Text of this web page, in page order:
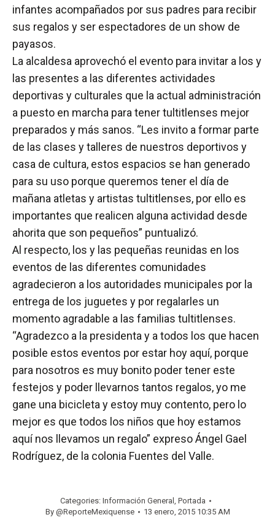
infantes acompañados por sus padres para recibir
sus regalos y ser espectadores de un show de
payasos.
La alcaldesa aprovechó el evento para invitar a los y
las presentes a las diferentes actividades
deportivas y culturales que la actual administración
a puesto en marcha para tener tultitlenses mejor
preparados y más sanos. “Les invito a formar parte
de las clases y talleres de nuestros deportivos y
casa de cultura, estos espacios se han generado
para su uso porque queremos tener el día de
mañana atletas y artistas tultitlenses, por ello es
importantes que realicen alguna actividad desde
ahorita que son pequeños” puntualizó.
Al respecto, los y las pequeñas reunidas en los
eventos de las diferentes comunidades
agradecieron a los autoridades municipales por la
entrega de los juguetes y por regalarles un
momento agradable a las familias tultitlenses.
“Agradezco a la presidenta y a todos los que hacen
posible estos eventos por estar hoy aquí, porque
para nosotros es muy bonito poder tener este
festejos y poder llevarnos tantos regalos, yo me
gane una bicicleta y estoy muy contento, pero lo
mejor es que todos los niños que hoy estamos
aquí nos llevamos un regalo” expreso Ángel Gael
Rodríguez, de la colonia Fuentes del Valle.
Categories: Información General , Portada
By @ReporteMexiquense 13 enero, 2015 10:35 AM